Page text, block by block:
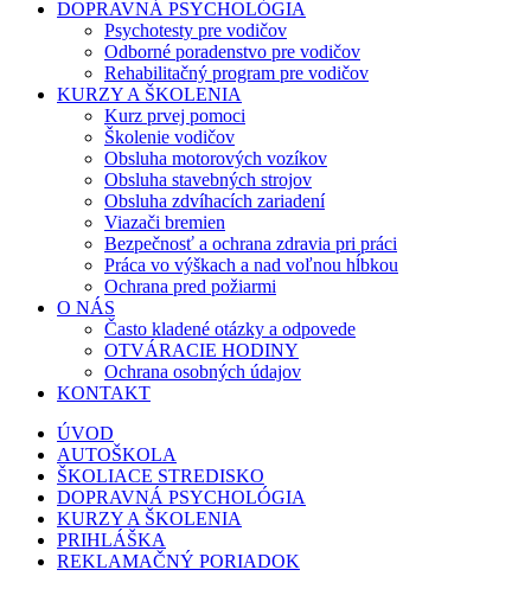
DOPRAVNÁ PSYCHOLÓGIA
Psychotesty pre vodičov
Odborné poradenstvo pre vodičov
Rehabilitačný program pre vodičov
KURZY A ŠKOLENIA
Kurz prvej pomoci
Školenie vodičov
Obsluha motorových vozíkov
Obsluha stavebných strojov
Obsluha zdvíhacích zariadení
Viazači bremien
Bezpečnosť a ochrana zdravia pri práci
Práca vo výškach a nad voľnou hĺbkou
Ochrana pred požiarmi
O NÁS
Často kladené otázky a odpovede
OTVÁRACIE HODINY
Ochrana osobných údajov
KONTAKT
ÚVOD
AUTOŠKOLA
ŠKOLIACE STREDISKO
DOPRAVNÁ PSYCHOLÓGIA
KURZY A ŠKOLENIA
PRIHLÁŠKA
REKLAMAČNÝ PORIADOK